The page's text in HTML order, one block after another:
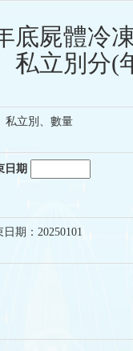
底屍體冷
私立別分(
私立別、數量
日期
期：20250101